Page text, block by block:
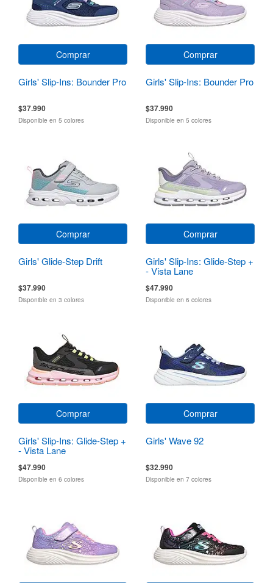
Comprar
Girls' Slip-Ins: Bounder Pro
$37.990
Disponible en 5 colores
Comprar
Girls' Slip-Ins: Bounder Pro
$37.990
Disponible en 5 colores
Comprar
Girls' Glide-Step Drift
$37.990
Disponible en 3 colores
Comprar
Girls' Slip-Ins: Glide-Step +
- Vista Lane
$47.990
Disponible en 6 colores
Comprar
Girls' Slip-Ins: Glide-Step +
- Vista Lane
$47.990
Disponible en 6 colores
Comprar
Girls' Wave 92
$32.990
Disponible en 7 colores